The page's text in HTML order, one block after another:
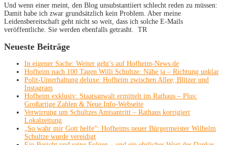
Und wenn einer meint, den Blog unsubstantiiert schlecht reden zu müssen:
Damit habe ich zwar grundsätzlich kein Problem. Aber meine
Leidensbereitschaft geht nicht so weit, dass ich solche E-Mails
veröffentliche. Sie werden ebenfalls getrasht. TR
Neueste Beiträge
In eigener Sache: Weiter geht’s auf Hofheim-News.de
Hofheim nach 100 Tagen Willi Schultze: Nähe ja – Richtung unklar
Polit-Unterhaltung deluxe: Hofheim zwischen Allee, Blitzer und
Instagram
Hofheim exklusiv: Staatsanwalt ermittelt im Rathaus – Plus:
Großartige Zahlen & Neue Info-Webseite
Verwirrung um Schultzes Amtsantritt – Rathaus korrigiert
Lokalzeitung
„So wahr mir Gott helfe“: Hofheims neuer Bürgermeister Wilhelm
Schultze wurde vereidigt